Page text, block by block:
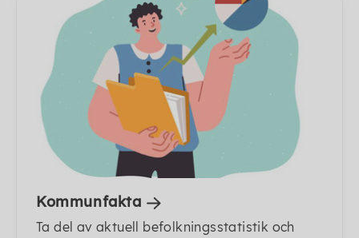
Kommunfakta
Ta del av aktuell befolkningsstatistik och